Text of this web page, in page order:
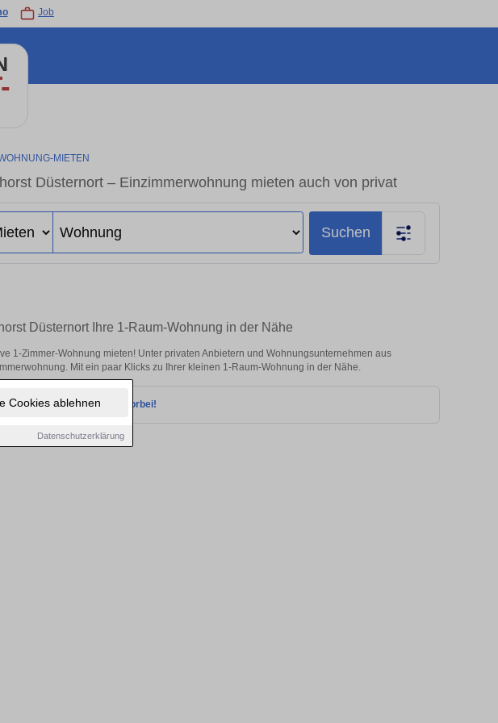
Cookies ablehnen
Datenschutzerklärung
Job
MIETEN
Düsternort – Einzimmerwohnung mieten auch von privat
Suchen
Düsternort Ihre 1-Raum-Wohnung in der Nähe
1-Zimmer-Wohnung mieten! Unter privaten Anbietern und Wohnungsunternehmen aus
Mit ein paar Klicks zu Ihrer kleinen 1-Raum-Wohnung in der Nähe.
Schauen Sie bald wieder vorbei!